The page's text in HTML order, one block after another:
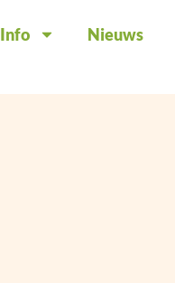
Info Nieuws